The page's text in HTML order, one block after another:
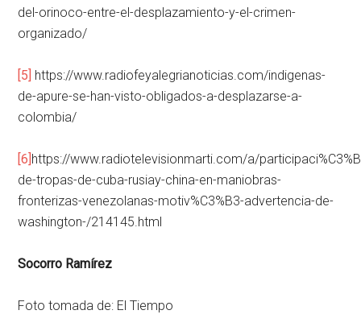
del-orinoco-entre-el-desplazamiento-y-el-crimen-
organizado/
[5] https://www.radiofeyalegrianoticias.com/indigenas-
de-apure-se-han-visto-obligados-a-desplazarse-a-
colombia/
[6]https://www.radiotelevisionmarti.com/a/
de-tropas-de-cuba-rusiay-china-en-maniobras-
fronterizas-venezolanas-motiv%C3%B3-advertencia-de-
washington-/214145.html
Socorro Ramírez
Foto tomada de: El Tiempo